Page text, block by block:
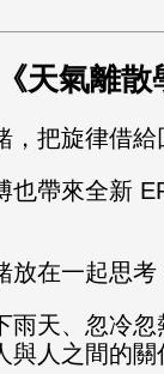
天氣離散
，把旋律借給
也帶來全新
放在一起思考
雨天、忽冷忽
與人之間的關